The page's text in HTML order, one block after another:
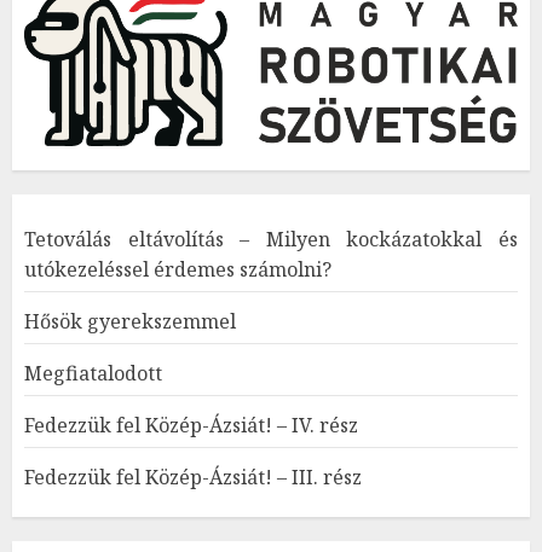
Tetoválás eltávolítás – Milyen kockázatokkal és
utókezeléssel érdemes számolni?
Hősök gyerekszemmel
Megfiatalodott
Fedezzük fel Közép-Ázsiát! – IV. rész
Fedezzük fel Közép-Ázsiát! – III. rész